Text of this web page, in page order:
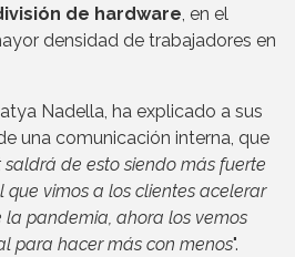
de hardware, en el
densidad de trabajadores en
Nadella, ha explicado a sus
una comunicación interna, que
de esto siendo más fuerte
que vimos a los clientes acelerar
pandemia, ahora los vemos
para hacer más con menos".